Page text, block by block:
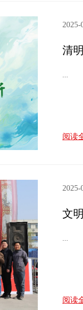
2025-
清
阅读
2025-
文
阅读